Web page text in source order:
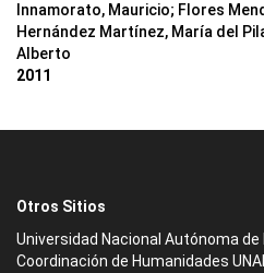
Innamorato, Mauricio; Flores
Hernández Martínez, María del
Alberto
2011
Otros Sitios
Universidad Nacional Autónoma de
Coordinación de Humanidades